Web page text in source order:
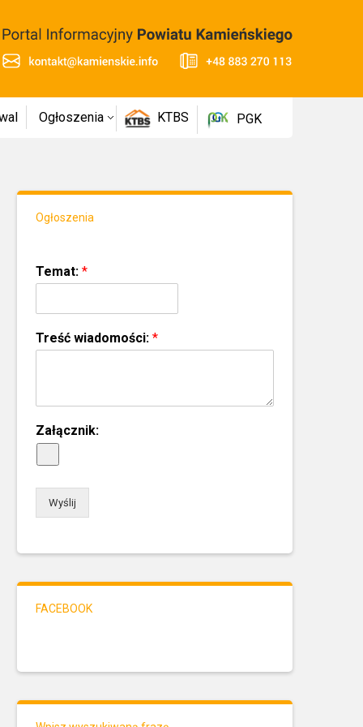
Ogłoszenia KTBS PGK
Ogłoszenia
Temat: *
Treść wiadomości: *
Załącznik:
Wyślij
FACEBOOK